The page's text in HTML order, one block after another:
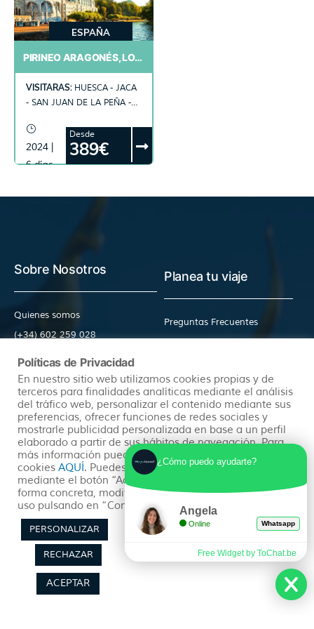
ESPAÑA
PIRINEO ARAGONÉS, LOURDES Y ANDORRA
VISITARAS: HUESCA - JACA
- SAN JUAN DE LA PEÑA -
SANTUARIO DE LA VIRGEN
DE MERITXELL
2024 |
6 días
Desde
389€
Sobre Nosotros
Quienes somos
(+34) 602 259 028
info@hayatravel.com
Mapa Web
Planea tu viaje
Preguntas Frecuentes
Pide tu Presupuesto
Productos
Ofertas
Viajes Organizados
Lunas de Miel
Circuitos en Autocar
Políticas
Condiciones Generales
Política de Cookies
Políticas de Privacidad
En nuestro sitio web utilizamos cookies propias y de
terceros para finalidades analíticas mediante el análisis
del tráfico web, personalizar el contenido mediante sus
preferencias, ofrecer funciones de redes sociales y
mostrarle publicidad personalizada en base a un perfil
elaborado a partir de sus hábitos de navegación. Para
más información puedes consultar nuestra política de
cookies AQUÍ. Puedes aceptar todas las cookies
mediante el botón “Aceptar” o puedes aceptarlas de
forma concreta, modificar su selección o rechazar su
uso pulsando en “Configuración de Privacidad”.
PERSONALIZAR
RECHAZAR
ACEPTAR
¿Cómo puedo ayudarte?
Angela
Online Whatsapp
Free Widget by ToChat.be